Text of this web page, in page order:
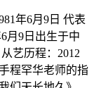
年6月9日 代表
月9日出生于中
艺历程：2012
程罕华老师的指